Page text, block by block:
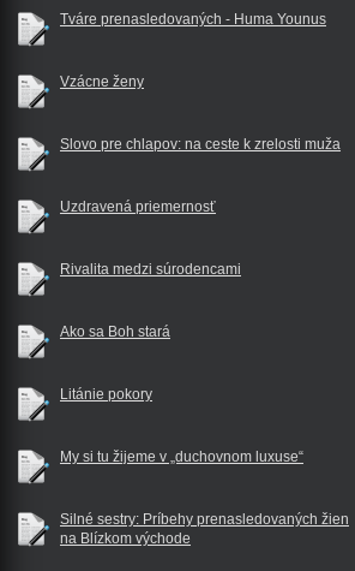
Tváre prenasledovaných - Huma Younus
Vzácne ženy
Slovo pre chlapov: na ceste k zrelosti muža
Uzdravená priemernosť
Rivalita medzi súrodencami
Ako sa Boh stará
Litánie pokory
My si tu žijeme v „duchovnom luxuse“
Silné sestry: Príbehy prenasledovaných žien
na Blízkom východe